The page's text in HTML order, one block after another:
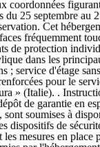
coordonnées
25 septembre au
Cet
fréquemment
de protection
dans les
; service d'étage
pour le
» (Italie). .
de garantie en
soumises à
dispositifs de
mesures en